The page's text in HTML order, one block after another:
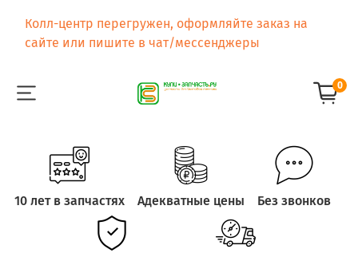
Колл-центр перегружен, оформляйте заказ на
сайте или пишите в чат/мессенджеры
0
10 лет в запчастях Адекватные цены Без звонков